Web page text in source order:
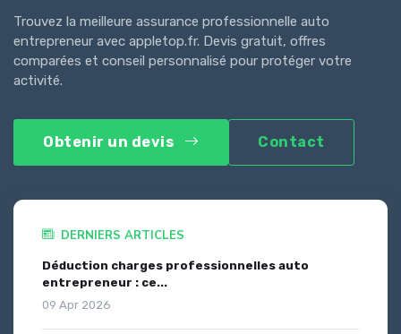
Trouvez la meilleure assurance professionnelle auto
entrepreneur avec appletop.fr. Devis gratuit, offres
comparées et conseil personnalisé pour protéger votre
activité.
Obtenir un devis Contact
DERNIERS ARTICLES
Déduction charges professionnelles auto
entrepreneur : ce...
09 Apr 2026